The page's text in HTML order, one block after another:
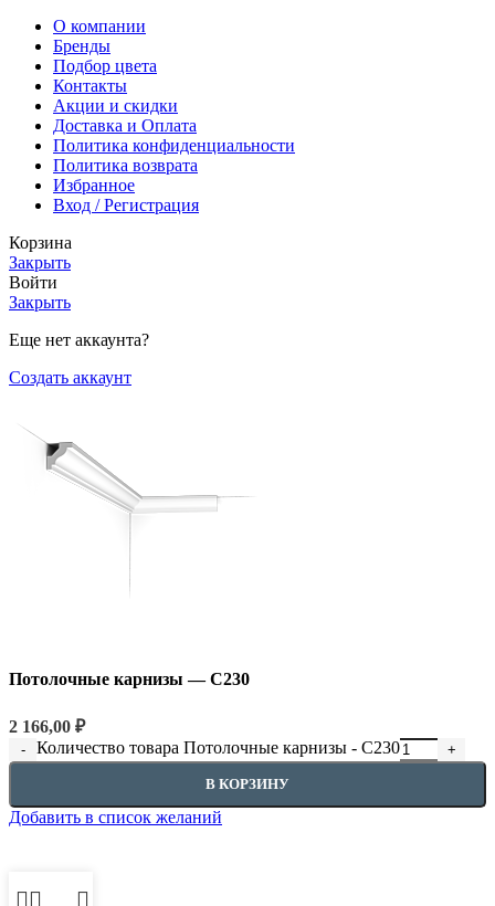
О компании
Бренды
Подбор цвета
Контакты
Акции и скидки
Доставка и Оплата
Политика конфиденциальности
Политика возврата
Избранное
Вход / Регистрация
Корзина
Закрыть
Войти
Закрыть
Еще нет аккаунта?
Создать аккаунт
Потолочные карнизы — C230
2 166,00 ₽
Количество товара Потолочные карнизы - C230
В КОРЗИНУ
Добавить в список желаний